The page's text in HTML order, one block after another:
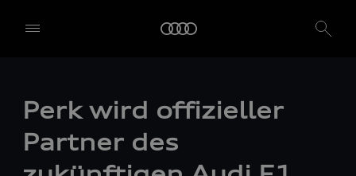
Perk wird offizieller
Partner des